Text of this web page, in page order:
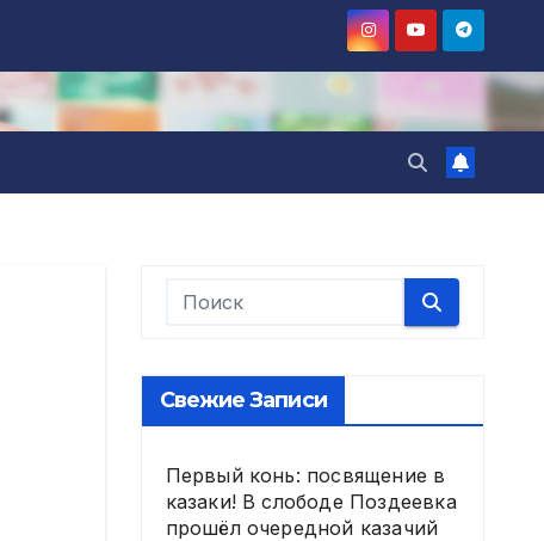
Свежие Записи
Первый конь: посвящение в
казаки! В слободе Поздеевка
прошёл очередной казачий